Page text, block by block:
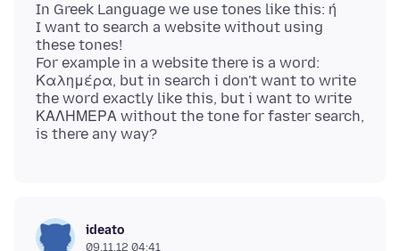
In Greek Language we use tones like this: ή
I want to search a website without using
these tones!
For example in a website there is a word:
Καλημέρα, but in search i don't want to write
the word exactly like this, but i want to write
ΚΑΛΗΜΕΡΑ without the tone for faster search,
ideato
09.11.12 04:41